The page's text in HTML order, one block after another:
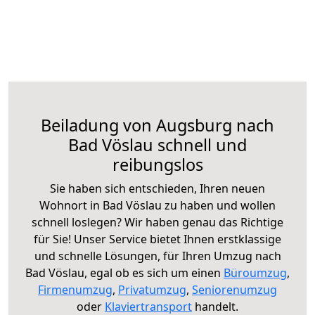
Beiladung von Augsburg nach
Bad Vöslau schnell und
reibungslos
Sie haben sich entschieden, Ihren neuen
Wohnort in Bad Vöslau zu haben und wollen
schnell loslegen? Wir haben genau das Richtige
für Sie! Unser Service bietet Ihnen erstklassige
und schnelle Lösungen, für Ihren Umzug nach
Bad Vöslau, egal ob es sich um einen Büroumzug,
Firmenumzug, Privatumzug, Seniorenumzug
oder Klaviertransport handelt.